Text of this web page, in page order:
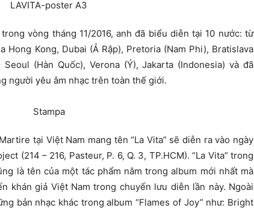
vòng tháng 11/2016, anh đã biểu diễn tại 10 nước: từ
Hong Kong, Dubai (Ả Rập), Pretoria (Nam Phi), Bratislava
Seoul (Hàn Quốc), Verona (Ý), Jakarta (Indonesia) và đã
người yêu âm nhạc trên toàn thế giới.
tại Việt Nam mang tên “La Vita” sẽ diễn ra vào ngày
(214 – 216, Pasteur, P. 6, Q. 3, TP.HCM). “La Vita” trong
là tên của một tác phẩm nằm trong album mới nhất mà
khán giả Việt Nam trong chuyến lưu diễn lần này. Ngoài
bản nhạc khác trong album “Flames of Joy” như: Bright